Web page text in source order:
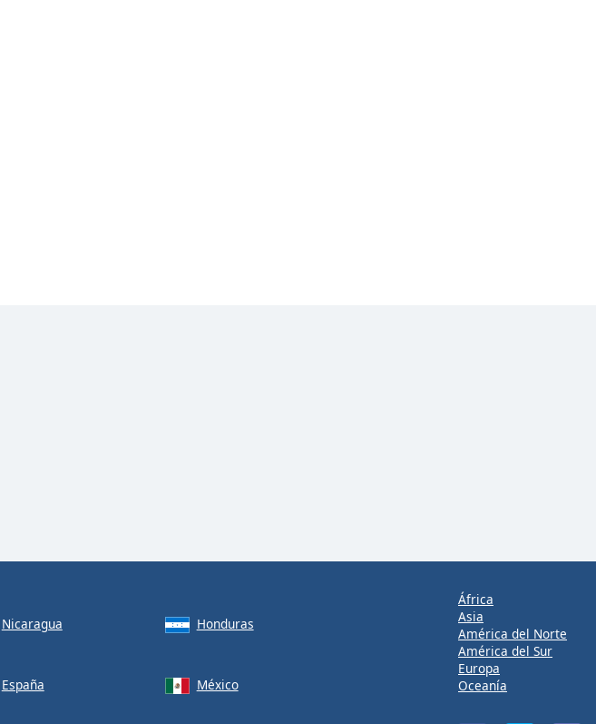
Nicaragua Honduras
España México
África
Asia
América del Norte
América del Sur
Europa
Oceanía